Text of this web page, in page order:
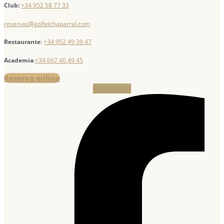
Club:+34 952 58 77 33
reservas@golfelchaparral.com
Restaurante:+34 952 49 39 47
Academia:+34 667 40 49 45
Reserva online